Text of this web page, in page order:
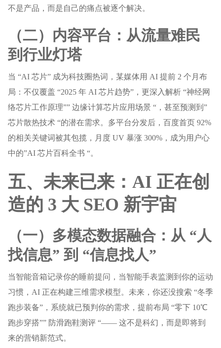
不是产品，而是自己的痛点被逐个解决。
（二）内容平台：从流量难民
到行业灯塔
当 “AI 芯片” 成为科技圈热词，某媒体用 AI 提前 2 个月布
局：不仅覆盖 “2025 年 AI 芯片趋势”，更深入解析 “神经网
络芯片工作原理”” 边缘计算芯片应用场景 “，甚至预测到”
芯片散热技术 “的潜在需求。多平台分发后，百度首页 92%
的相关关键词被其包揽，月度 UV 暴涨 300%，成为用户心
中的”AI 芯片百科全书 “。
五、未来已来：AI 正在创
造的 3 大 SEO 新宇宙
（一）多模态数据融合：从 “人
找信息” 到 “信息找人”
当智能音箱记录你的睡前提问，当智能手表监测到你的运动
习惯，AI 正在构建三维需求模型。未来，你还没搜索 “冬季
跑步装备”，系统就已预判你的需求，提前布局 “零下 10℃
跑步穿搭”” 防滑跑鞋测评 “—— 这不是科幻，而是即将到
来的营销新范式。